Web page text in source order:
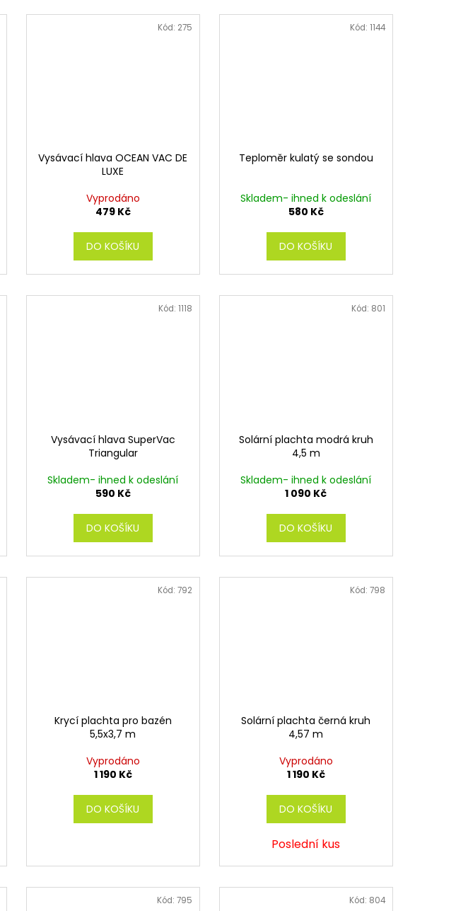
Vysávací hlava OCEAN VAC DE
LUXE
Vyprodáno
479 Kč
DO KOŠÍKU
Kód: 275
Teploměr kulatý se sondou
Skladem- ihned k odeslání
580 Kč
DO KOŠÍKU
Kód: 1144
Vysávací hlava SuperVac
Triangular
Skladem- ihned k odeslání
590 Kč
DO KOŠÍKU
Kód: 1118
Solární plachta modrá kruh
4,5 m
Skladem- ihned k odeslání
1 090 Kč
DO KOŠÍKU
Kód: 801
Krycí plachta pro bazén
5,5x3,7 m
Vyprodáno
1 190 Kč
DO KOŠÍKU
Kód: 792
Solární plachta černá kruh
4,57 m
Vyprodáno
1 190 Kč
DO KOŠÍKU
Poslední kus
Kód: 798
Kód: 795 Kód: 804